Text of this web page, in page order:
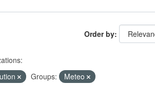
Order by
Groups: Meteo